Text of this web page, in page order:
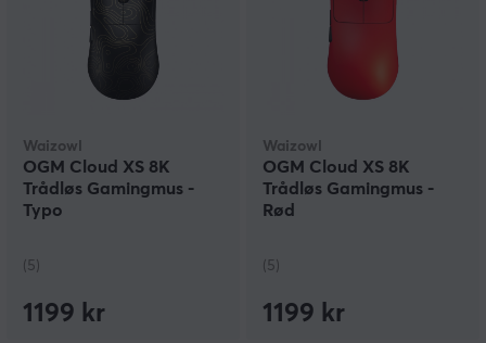
Waizowl
OGM Cloud XS 8K
Trådløs Gamingmus -
Typo
(5)
1199 kr
Waizowl
OGM Cloud XS 8K
Trådløs Gamingmus -
Rød
(5)
1199 kr